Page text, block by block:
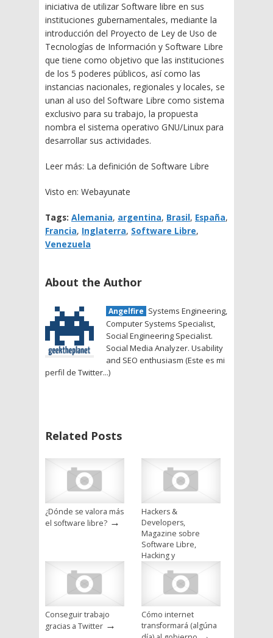
iniciativa de utilizar Software libre en sus
instituciones gubernamentales, mediante la
introducción del Proyecto de Ley de Uso de
Tecnologías de Información y Software Libre
que tiene como objetivo que las instituciones
de los 5 poderes públicos, así como las
instancias nacionales, regionales y locales, se
unan al uso del Software Libre como sistema
exclusivo para su trabajo, la propuesta
nombra el sistema operativo GNU/Linux para
desarrollar sus actividades.
Leer más: La definición de Software Libre
Visto en: Webayunate
Tags: Alemania, argentina, Brasil, España,
Francia, Inglaterra, Software Libre,
Venezuela
About the Author
Angelfire Systems Engineering,
Computer Systems Specialist,
Social Engineering Specialist.
Social Media Analyzer. Usability
and SEO enthusiasm (Este es mi
perfil de Twitter...)
Related Posts
¿Dónde se valora más
el software libre? →
Hackers &
Developers,
Magazine sobre
Software Libre,
Hacking y
Conseguir trabajo
gracias a Twitter →
Cómo internet
transformará (algúna